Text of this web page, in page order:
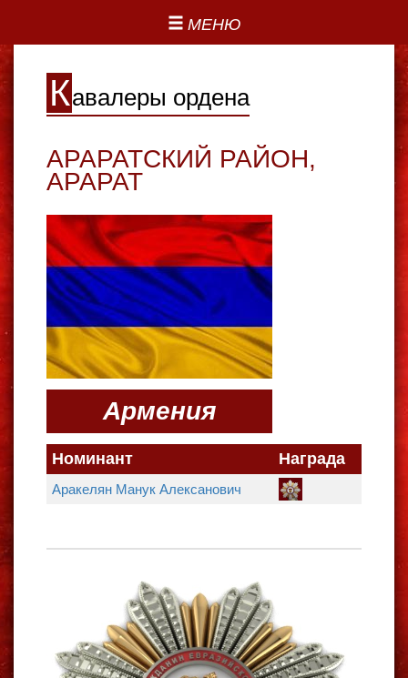
МЕНЮ
Кавалеры ордена
АРАРАТСКИЙ РАЙОН,
АРАРАТ
Армения
Номинант Награда
Аракелян Манук Алексанович